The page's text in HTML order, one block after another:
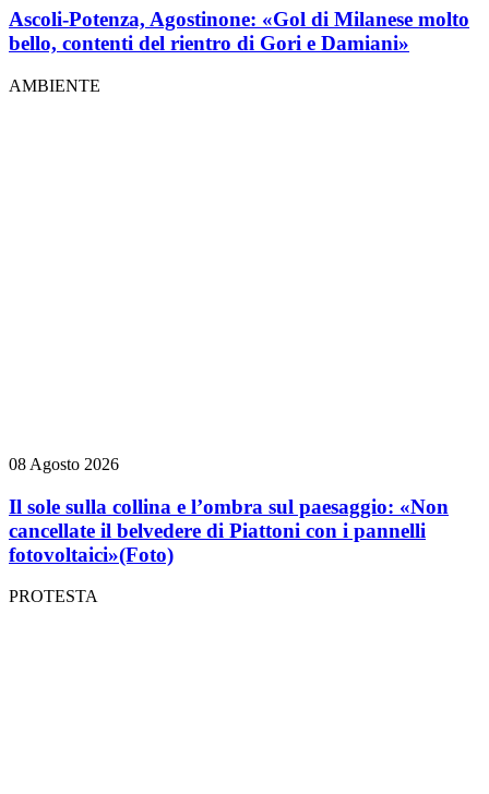
Ascoli-Potenza, Agostinone: «Gol di Milanese molto
bello, contenti del rientro di Gori e Damiani»
AMBIENTE
08 Agosto 2026
Il sole sulla collina e l’ombra sul paesaggio: «Non
cancellate il belvedere di Piattoni con i pannelli
fotovoltaici»(Foto)
PROTESTA